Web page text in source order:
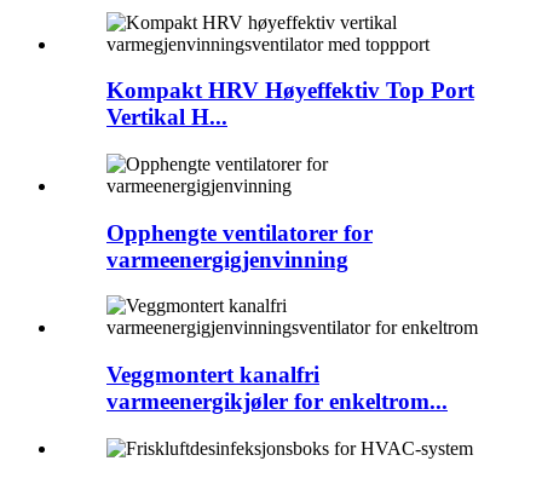
Kompakt HRV Høyeffektiv Top Port
Vertikal H...
Opphengte ventilatorer for
varmeenergigjenvinning
Veggmontert kanalfri
varmeenergikjøler for enkeltrom...